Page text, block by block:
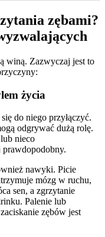
zębami?
winą. Zazwyczaj jest to
życia
do niego przyłączyć.
odgrywać dużą rolę.
nieco
nawyki. Picie
mózg w ruchu,
sen, a zgrzytanie
Palenie lub
zębów jest